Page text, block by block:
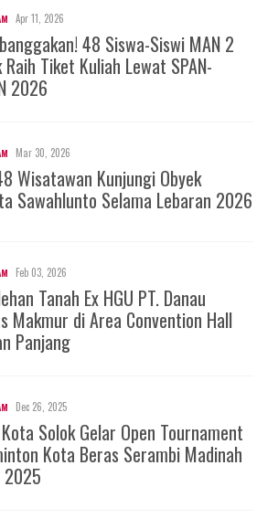
Apr 11, 2026
48 Siswa-Siswi MAN 2
Raih Tiket Kuliah Lewat SPAN-
2026
Mar 30, 2026
Wisatawan Kunjungi Obyek
Sawahlunto Selama Lebaran 2026
Feb 03, 2026
Tanah Ex HGU PT. Danau
Makmur di Area Convention Hall
Panjang
Dec 26, 2025
Solok Gelar Open Tournament
Kota Beras Serambi Madinah
2025